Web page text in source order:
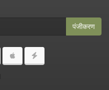
पंजीकरण